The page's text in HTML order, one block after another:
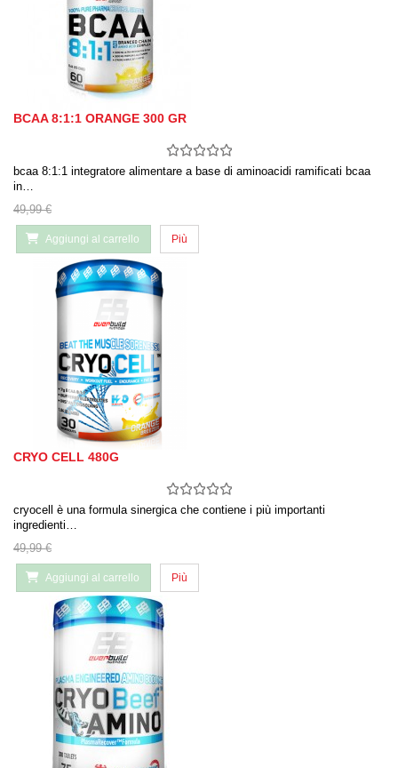
BCAA 8:1:1 ORANGE 300 GR
bcaa 8:1:1 integratore alimentare a base di aminoacidi ramificati bcaa
in…
49,99 €
Aggiungi al carrello Più
CRYO CELL 480G
cryocell è una formula sinergica che contiene i più importanti
ingredienti…
49,99 €
Aggiungi al carrello Più